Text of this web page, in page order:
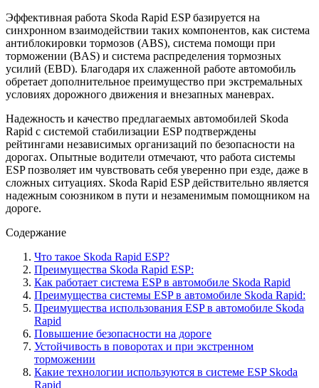
Эффективная работа Skoda Rapid ESP базируется на
синхронном взаимодействии таких компонентов, как система
антиблокировки тормозов (ABS), система помощи при
торможении (BAS) и система распределения тормозных
усилий (EBD). Благодаря их слаженной работе автомобиль
обретает дополнительное преимущество при экстремальных
условиях дорожного движения и внезапных маневрах.
Надежность и качество предлагаемых автомобилей Skoda
Rapid с системой стабилизации ESP подтверждены
рейтингами независимых организаций по безопасности на
дорогах. Опытные водители отмечают, что работа системы
ESP позволяет им чувствовать себя уверенно при езде, даже в
сложных ситуациях. Skoda Rapid ESP действительно является
надежным союзником в пути и незаменимым помощником на
дороге.
Содержание
Что такое Skoda Rapid ESP?
Преимущества Skoda Rapid ESP:
Как работает система ESP в автомобиле Skoda Rapid
Преимущества системы ESP в автомобиле Skoda Rapid:
Преимущества использования ESP в автомобиле Skoda
Rapid
Повышение безопасности на дороге
Устойчивость в поворотах и при экстренном
торможении
Какие технологии используются в системе ESP Skoda
Rapid